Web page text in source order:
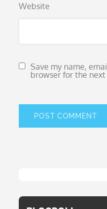
Website
Save my name,
browser for the